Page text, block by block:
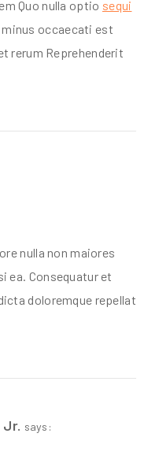
Quo nulla optio sequi
occaecati est
rerum Reprehenderit
nulla non maiores
ea. Consequatur et
doloremque repellat
Jr. says: